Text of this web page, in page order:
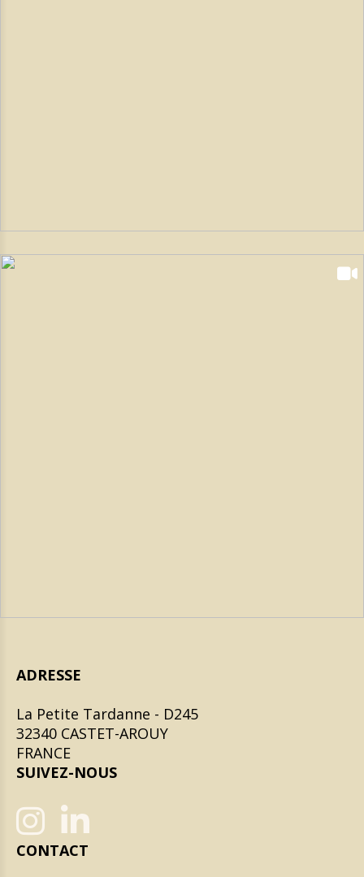
ADRESSE
La Petite Tardanne - D245
32340 CASTET-AROUY
FRANCE
SUIVEZ-NOUS
 
CONTACT